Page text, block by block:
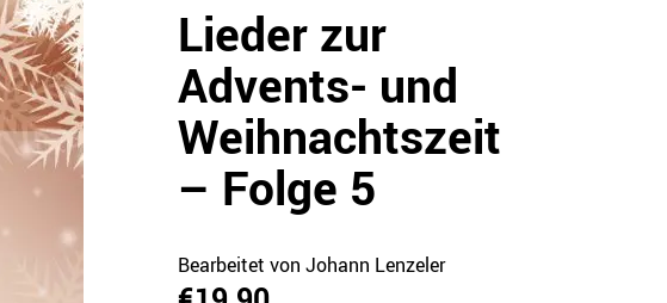
Lieder zur
Advents- und
Weihnachtszeit
– Folge 5
Bearbeitet von Johann Lenzeler